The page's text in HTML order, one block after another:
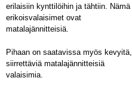
erilaisiin kynttilöihin ja tähtiin. Nämä
erikoisvalaisimet ovat
matalajännitteisiä.
Pihaan on saatavissa myös kevyitä,
siirrettäviä matalajännitteisiä
valaisimia.